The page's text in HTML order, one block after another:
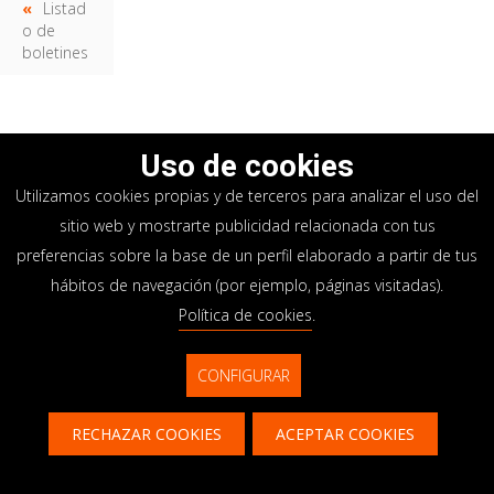
Listad
o de
boletines
Diseña tu trayectoria
profesional con nosotros.
Da el primer paso y pon tu
talento en acción.
Uso de cookies
Utilizamos cookies propias y de terceros para analizar el uso del
sitio web y mostrarte publicidad relacionada con tus
preferencias sobre la base de un perfil elaborado a partir de tus
hábitos de navegación (por ejemplo, páginas visitadas).
Política de cookies.
CONFIGURAR
RECHAZAR COOKIES ACEPTAR COOKIES